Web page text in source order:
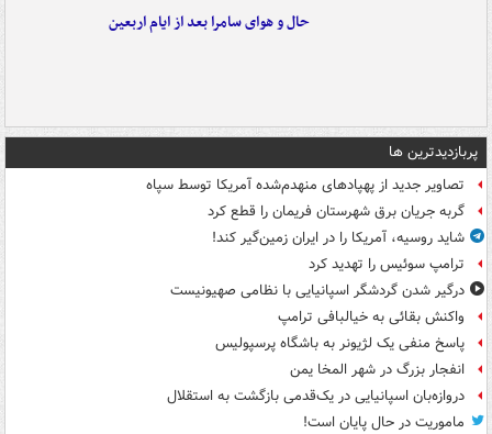
حال و هوای سامرا بعد از ایام اربعین
پربازدیدترین ها
تصاویر جدید از پهپادهای منهدم‌شده آمریکا توسط سپاه
گربه جریان برق شهرستان فریمان را قطع کرد
شاید روسیه، آمریکا را در ایران زمین‌گیر کند!
ترامپ سوئیس را تهدید کرد
درگیر شدن گردشگر اسپانیایی با نظامی صهیونیست
واکنش بقائی به خیالبافی ترامپ
پاسخ منفی یک لژیونر به باشگاه پرسپولیس
انفجار بزرگ در شهر المخا یمن
دروازه‌بان اسپانیایی در یک‌قدمی بازگشت به استقلال
ماموریت در حال پایان است!